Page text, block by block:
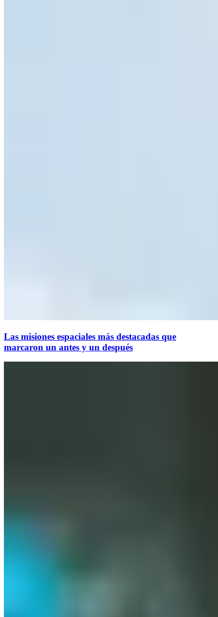
Las misiones espaciales más destacadas que
marcaron un antes y un después